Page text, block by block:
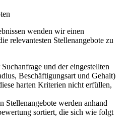
wenden wir einen
relevantesten Stellenangebote zu
und der eingestellten
Beschäftigungsart und Gehalt)
harten Kriterien nicht erfüllen,
Stellenangebote werden anhand
sortiert, die sich wie folgt